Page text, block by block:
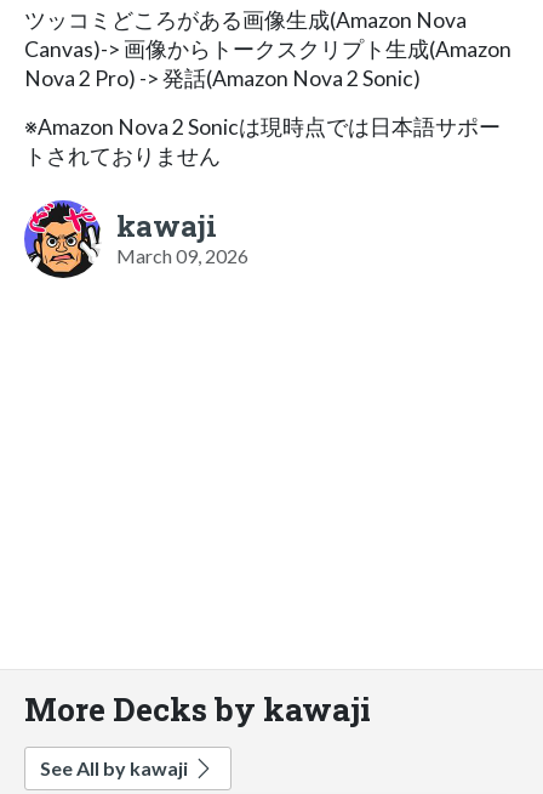
ツッコミどころがある画像生成(Amazon Nova
Canvas)-> 画像からトークスクリプト生成(Amazon
Nova 2 Pro) -> 発話(Amazon Nova 2 Sonic)
※Amazon Nova 2 Sonicは現時点では日本語サポー
トされておりません
kawaji
March 09, 2026
More Decks by kawaji
See All by kawaji